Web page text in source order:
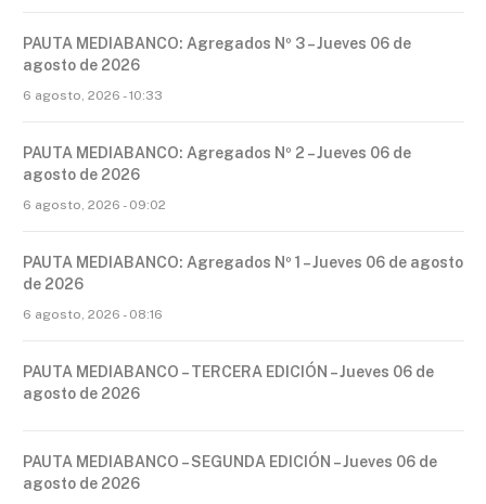
PAUTA MEDIABANCO: Agregados Nº 3 – Jueves 06 de
agosto de 2026
6 agosto, 2026 - 10:33
PAUTA MEDIABANCO: Agregados Nº 2 – Jueves 06 de
agosto de 2026
6 agosto, 2026 - 09:02
PAUTA MEDIABANCO: Agregados Nº 1 – Jueves 06 de agosto
de 2026
6 agosto, 2026 - 08:16
PAUTA MEDIABANCO – TERCERA EDICIÓN – Jueves 06 de
agosto de 2026
PAUTA MEDIABANCO – SEGUNDA EDICIÓN – Jueves 06 de
agosto de 2026